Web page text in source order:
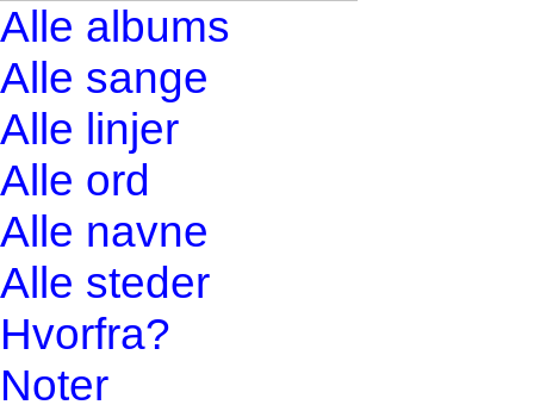
Alle albums
Alle sange
Alle linjer
Alle ord
Alle navne
Alle steder
Hvorfra?
Noter